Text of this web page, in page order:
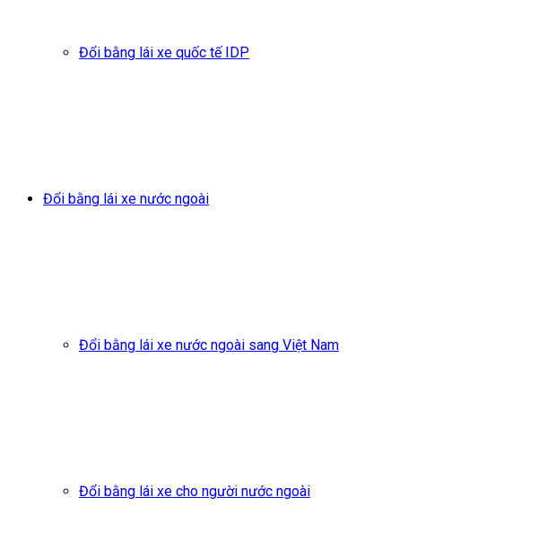
Đổi bằng lái xe quốc tế IDP
Đổi bằng lái xe nước ngoài
Đổi bằng lái xe nước ngoài sang Việt Nam
Đổi bằng lái xe cho người nước ngoài